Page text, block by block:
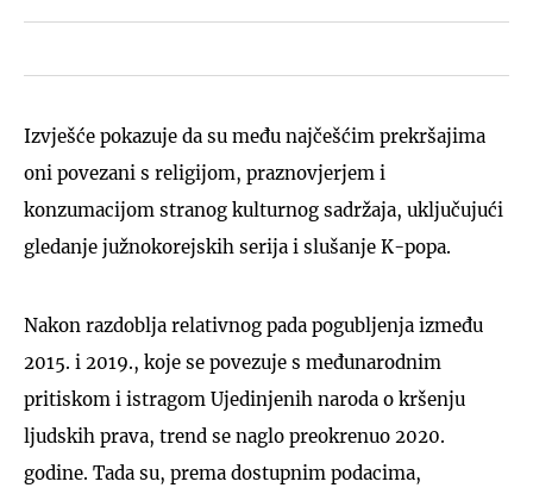
Izvješće pokazuje da su među najčešćim prekršajima
oni povezani s religijom, praznovjerjem i
konzumacijom stranog kulturnog sadržaja, uključujući
gledanje južnokorejskih serija i slušanje K-popa.
Nakon razdoblja relativnog pada pogubljenja između
2015. i 2019., koje se povezuje s međunarodnim
pritiskom i istragom Ujedinjenih naroda o kršenju
ljudskih prava, trend se naglo preokrenuo 2020.
godine. Tada su, prema dostupnim podacima,